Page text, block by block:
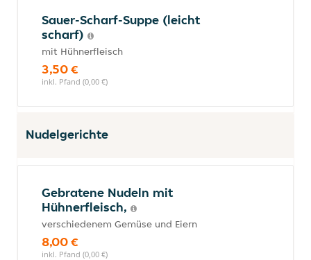
Sauer-Scharf-Suppe (leicht
scharf)
mit Hühnerfleisch
3,50 €
inkl. Pfand (0,00 €)
Nudelgerichte
Gebratene Nudeln mit
Hühnerfleisch,
verschiedenem Gemüse und Eiern
8,00 €
inkl. Pfand (0,00 €)